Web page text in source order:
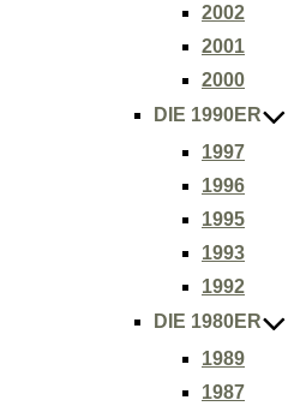
2002
2001
2000
DIE 1990ER
1997
1996
1995
1993
1992
DIE 1980ER
1989
1987